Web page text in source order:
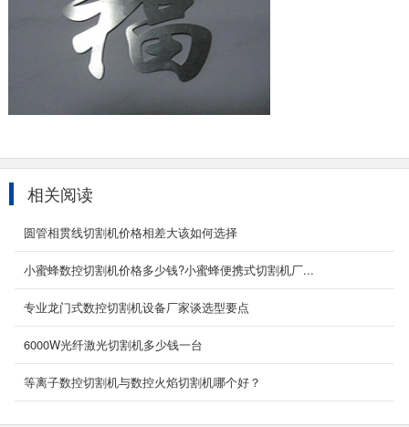
相关阅读
圆管相贯线切割机价格相差大该如何选择
小蜜蜂数控切割机价格多少钱?小蜜蜂便携式切割机厂...
专业龙门式数控切割机设备厂家谈选型要点
6000W光纤激光切割机多少钱一台
等离子数控切割机与数控火焰切割机哪个好？
大幅面龙门式光纤激光切割机
大幅面金属激光切割机替代传统超大幅面切割工
2023-08-12
6000W光纤激光切割机自主研发的一款高功率光
纤激光切割机，具备超高的稳定性、强大的切割
能力、高质...
2024-04-07
率光纤激光切割机机床，有效切割范围：
6000mm*2000mm,4000m...